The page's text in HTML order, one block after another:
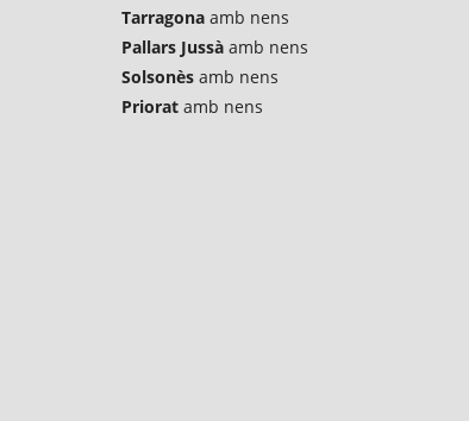
Tarragona amb nens
Pallars Jussà amb nens
Solsonès amb nens
Priorat amb nens